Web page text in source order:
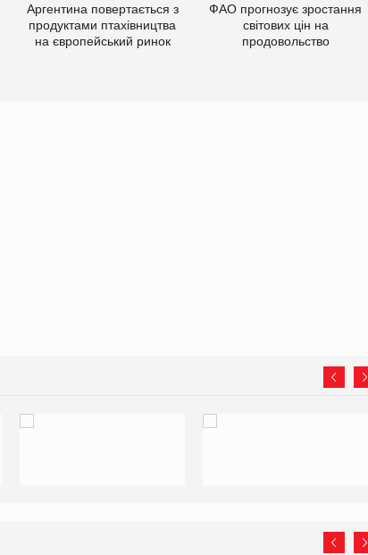
Аргентина повертається з
продуктами птахівництва
на європейський ринок
ФАО прогнозує зростання
світових цін на
продовольство